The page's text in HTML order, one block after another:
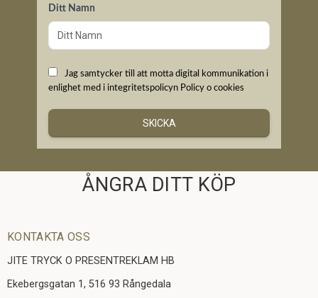
Ditt Namn
Jag samtycker till att motta digital kommunikation i
enlighet med i integritetspolicyn Policy o cookies
SKICKA
ÅNGRA DITT KÖP
KONTAKTA OSS
JITE TRYCK O PRESENTREKLAM HB
Ekebergsgatan 1, 516 93 Rångedala